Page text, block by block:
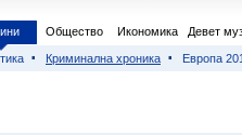
Общество Икономика Девет
Криминална хроника Европа